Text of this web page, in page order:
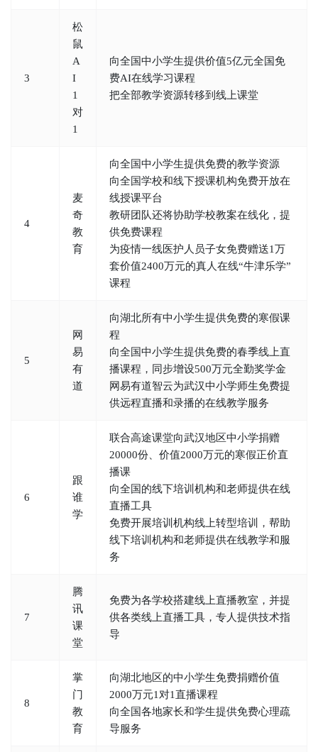
3
松
鼠
A
I
1
对
1
向全国中小学生提供价值5亿元全国免
费AI在线学习课程
把全部教学资源转移到线上课堂
4
麦
奇
教
育
向全国中小学生提供免费的教学资源
向全国学校和线下授课机构免费开放在
线授课平台
教研团队还将协助学校教案在线化，提
供免费课程
为疫情一线医护人员子女免费赠送1万
套价值2400万元的真人在线“牛津乐学”
课程
5
网
易
有
道
向湖北所有中小学生提供免费的寒假课
程
向全国中小学生提供免费的春季线上直
播课程，同步增设500万元全勤奖学金
网易有道智云为武汉中小学师生免费提
供远程直播和录播的在线教学服务
6
跟
谁
学
联合高途课堂向武汉地区中小学捐赠
20000份、价值2000万元的寒假正价直
播课
向全国的线下培训机构和老师提供在线
直播工具
免费开展培训机构线上转型培训，帮助
线下培训机构和老师提供在线教学和服
务
7
腾
讯
课
堂
免费为各学校搭建线上直播教室，并提
供各类线上直播工具，专人提供技术指
导
8
掌
门
教
育
向湖北地区的中小学生免费捐赠价值
2000万元1对1直播课程
向全国各地家长和学生提供免费心理疏
导服务